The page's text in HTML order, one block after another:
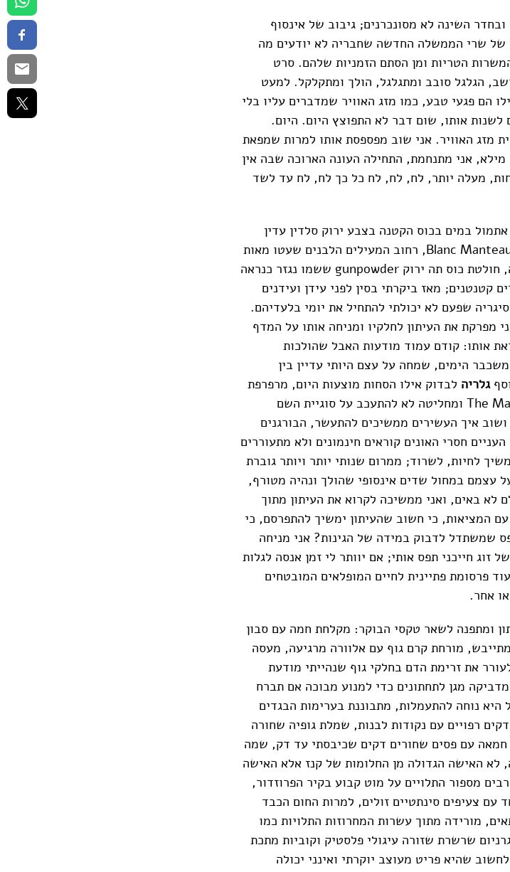
השינה לא מסונכרנים; גיבוב של אינסוף
של שרי הממשלה החדשה שחבריה לא יודעים מה
הטריות ומן הסתם הזמניות שלהם. סרט
הגלגל סובב ומתגלגל, הולך ומתקלקל. למעט
הם פגעי טבע, כמו מזג האוויר שמדברים עליו בלי
אותו, שום דבר לא התפוצץ היום. היום.
מזג האוויר. אני שוב מפספסת אותו למרות שמפאת
מילא, אני מתנחמת, התחילה העונה הארוכה שבה אין
מעלה יותר, לח, לח, לח כל כך לח, לח עד לשד
במים בכוס הקטנה בצבע ירוק סלדין עדין
שקניתי בפריז בחנות מוג'י בפינת רחוב Blanc Manteaux, רחוב המעילים הלבנים שעטו מאות
שנים נזירים קבצנים לכבוד הבתולה מריה, חולטת כוס תה ירוק gunpowder ששמו נגזר כנראה
קטנטנים; מאז ביקרתי בסין לפני עידן ועידנים
שפעם לא יכולתי להתחיל את יומי בלעדיהם.
מפרקת את העיתון לחלקיו ומניחה אותו על המדף
אותו: קודם עמוד מודעות האבל שהולכות
הימים, שמחה על עצם היותי עדיין בין
גלריה לבדוק אילו הסחות מוצעות היום, מרפרפת
במהירות על המדור הכלכלי המכונה The Marker ומחליטה לא להתעכב על סוגיית השם
ושוב איך העשירים ממשיכים להתעשר, הבורגנים
חסרי האונים קוראים חינמונים ולא מתעוררים
לחיות, לשרוד; ממרום שנותי יותר ויותר גוברת
עצמם במחול שדים אינסופי שהולך ונהיה מטורף,
לא באים, ואני ממשיכה לקרוא את העיתון מתוך
המציאות, כי חשוב שהעיתון ימשיך להתפרסם, כי
שמשתדל לדבוק במידה של הגינות? אני מניחה
חייכני תפס אותי; אם יוותר לי זמן אנסה לגלות
פרסומת פתיינית לחיים המופלאים המובטחים
אחר.
ומתפנה לשאר טקסי הבוקר: מקלחת חמה עם סבון
מורחת קרם גוף עם אלוורה מרגיעה, מעסה
את זרימת הדם בחלקי גוף שנהייתי מודעת
מגן לתחתונים כדי למנוע מבוכה אם תברח
נוחה להתעמלות, מתבוננת בערימות הבגדים
רפויים עם נקודות לבנות, שמלת גופיה שחורה
חמאה עם פסים שחורים דקים שכיבסתי עד דק, שמה
לא האישה הגדולה מן החלומות של קנז אלא האישה
מספור התלויים על מוט קבוע בקיר הפרוזדור,
עם צעיפים סינתטיים זולים, למרות החום הכבד
מורידה מתוך עשרות המחרוזות התלויות כמו
שרשרת שזורה עיגולי פלסטיק וקוביות מתכת
שהיא פריט מעוצב יוקרתי ואינני יכולה